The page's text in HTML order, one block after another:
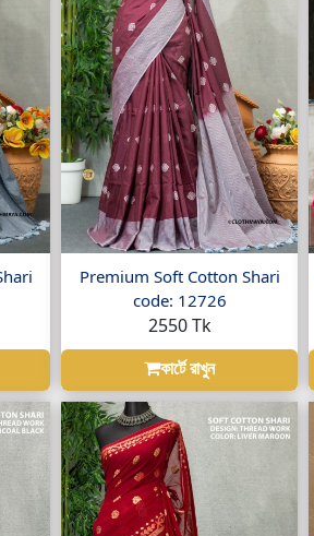
Premium Soft Cotton Shari
code: 12726
2550 Tk
কার্টে রাখুন